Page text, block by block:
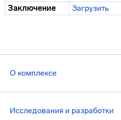
О комплексе
Исследования и разработки
Заключение
Загрузить